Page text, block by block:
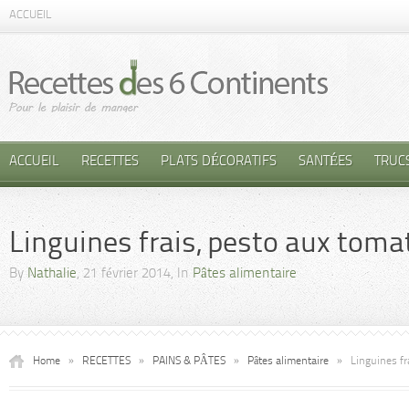
ACCUEIL
ACCUEIL RECETTES PLATS DÉCORATIFS SANTÉES
Linguines frais, pesto aux
By Nathalie, 21 février 2014, In Pâtes alimentaire
Home » RECETTES » PAINS & PÂTES » Pâtes alimentaire » Linguines